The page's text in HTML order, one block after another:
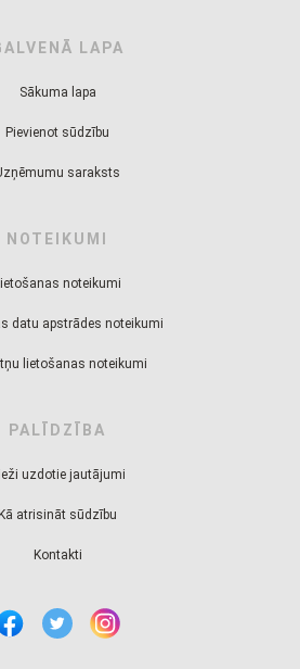
LAPA
Sākuma lapa
Pievienot sūdzību
saraksts
NOTEIKUMI
noteikumi
datu apstrādes noteikumi
lietošanas noteikumi
PALĪDZĪBA
uzdotie jautājumi
Kā atrisināt sūdzību
Kontakti